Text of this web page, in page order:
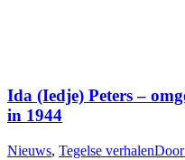
Ida (Iedje) Peters –
in 1944
Nieuws, Tegelse verhalenDoor